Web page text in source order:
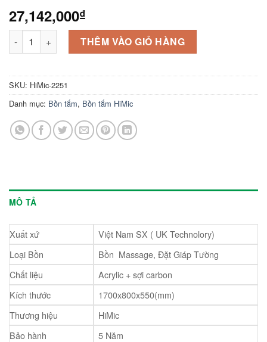
27,142,000₫
Bồn Tắm Kính HiMic-2251 số lượng
THÊM VÀO GIỎ HÀNG
SKU: HiMic-2251
Danh mục: Bồn tắm, Bồn tắm HiMic
MÔ TẢ
Xuất xứ
Việt Nam SX ( UK Technolory)
Loại Bồn
Bồn Massage, Đặt Giáp Tường
Chất liệu
Acrylic + sợi carbon
Kích thước
1700x800x550(mm)
Thương hiệu
HiMic
Bảo hành
5 Năm